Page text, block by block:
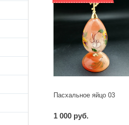
Пасхальное яйцо 03
1 000 руб.